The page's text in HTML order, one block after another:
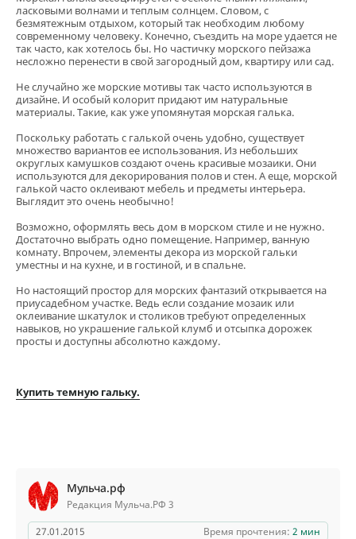
ласковыми волнами и теплым солнцем. Словом, с
безмятежным отдыхом, который так необходим любому
современному человеку. Конечно, съездить на море удается не
так часто, как хотелось бы. Но частичку морского пейзажа
несложно перенести в свой загородный дом, квартиру или сад.
Не случайно же морские мотивы так часто используются в
дизайне. И особый колорит придают им натуральные
материалы. Такие, как уже упомянутая морская галька.
Поскольку работать с галькой очень удобно, существует
множество вариантов ее использования. Из небольших
округлых камушков создают очень красивые мозаики. Они
используются для декорирования полов и стен. А еще, морской
галькой часто оклеивают мебель и предметы интерьера.
Выглядит это очень необычно!
Возможно, оформлять весь дом в морском стиле и не нужно.
Достаточно выбрать одно помещение. Например, ванную
комнату. Впрочем, элементы декора из морской гальки
уместны и на кухне, и в гостиной, и в спальне.
Но настоящий простор для морских фантазий открывается на
приусадебном участке. Ведь если создание мозаик или
оклеивание шкатулок и столиков требуют определенных
навыков, но украшение галькой клумб и отсыпка дорожек
просты и доступны абсолютно каждому.
Купить темную гальку.
Мульча.рф
Редакция Мульча.РФ 3
27.01.2015
Время прочтения: 2 мин